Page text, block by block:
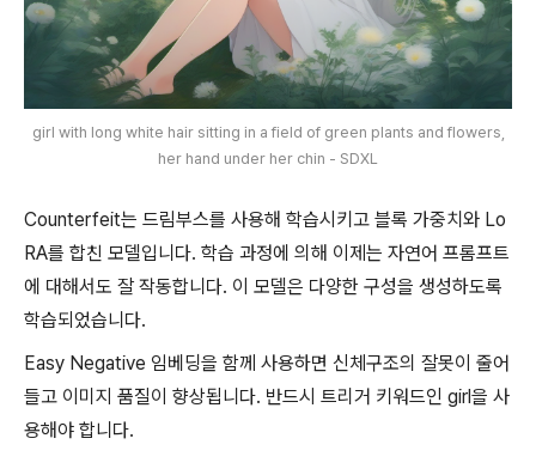
girl with long white hair sitting in a field of green plants and flowers,
her hand under her chin - SDXL
Counterfeit는 드림부스를 사용해 학습시키고 블록 가중치와 Lo
RA를 합친 모델입니다. 학습 과정에 의해 이제는 자연어 프롬프트
에 대해서도 잘 작동합니다. 이 모델은 다양한 구성을 생성하도록
학습되었습니다.
Easy Negative 임베딩을 함께 사용하면 신체구조의 잘못이 줄어
들고 이미지 품질이 향상됩니다. 반드시 트리거 키워드인 girl을 사
용해야 합니다.